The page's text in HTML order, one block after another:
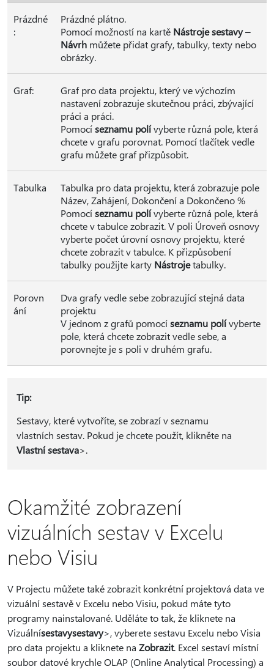
Prázdné
:
Prázdné plátno.
Pomocí možností na kartě Nástroje sestavy –
Návrh můžete přidat grafy, tabulky, texty nebo
obrázky.
Graf:
Graf pro data projektu, který ve výchozím
nastavení zobrazuje skutečnou práci, zbývající
práci a práci.
Pomocíseznamu polívyberte různá pole, která
chcete v grafu porovnat. Pomocí tlačítek vedle
grafu můžete graf přizpůsobit.
Tabulka
Tabulka pro data projektu, která zobrazuje pole
Název, Zahájení, Dokončení a Dokončeno %
Pomocíseznamu polívyberte různá pole, která
chcete v tabulce zobrazit. V poli Úroveň osnovy
vyberte počet úrovní osnovy projektu, které
chcete zobrazit v tabulce. K přizpůsobení
tabulky použijte karty Nástrojetabulky.
Porovn
ání
Dva grafy vedle sebe zobrazující stejná data
projektu
V jednom z grafů pomocíseznamu polívyberte
pole, která chcete zobrazit vedle sebe, a
porovnejte je s poli v druhém grafu.
Tip:
Sestavy, které vytvoříte, se zobrazí v seznamu
vlastních sestav. Pokud je chcete použít, klikněte na
Vlastní sestava>.
Okamžité zobrazení
vizuálních sestav v Excelu
nebo Visiu
V Projectu můžete také zobrazit konkrétní projektová data ve
vizuální sestavě v Excelu nebo Visiu, pokud máte tyto
programy nainstalované. Uděláte to tak, že kliknete na
Vizuálnísestavysestavy>, vyberete sestavu Excelu nebo Visia
pro data projektu a kliknete na Zobrazit. Excel sestaví místní
soubor datové krychle OLAP (Online Analytical Processing) a